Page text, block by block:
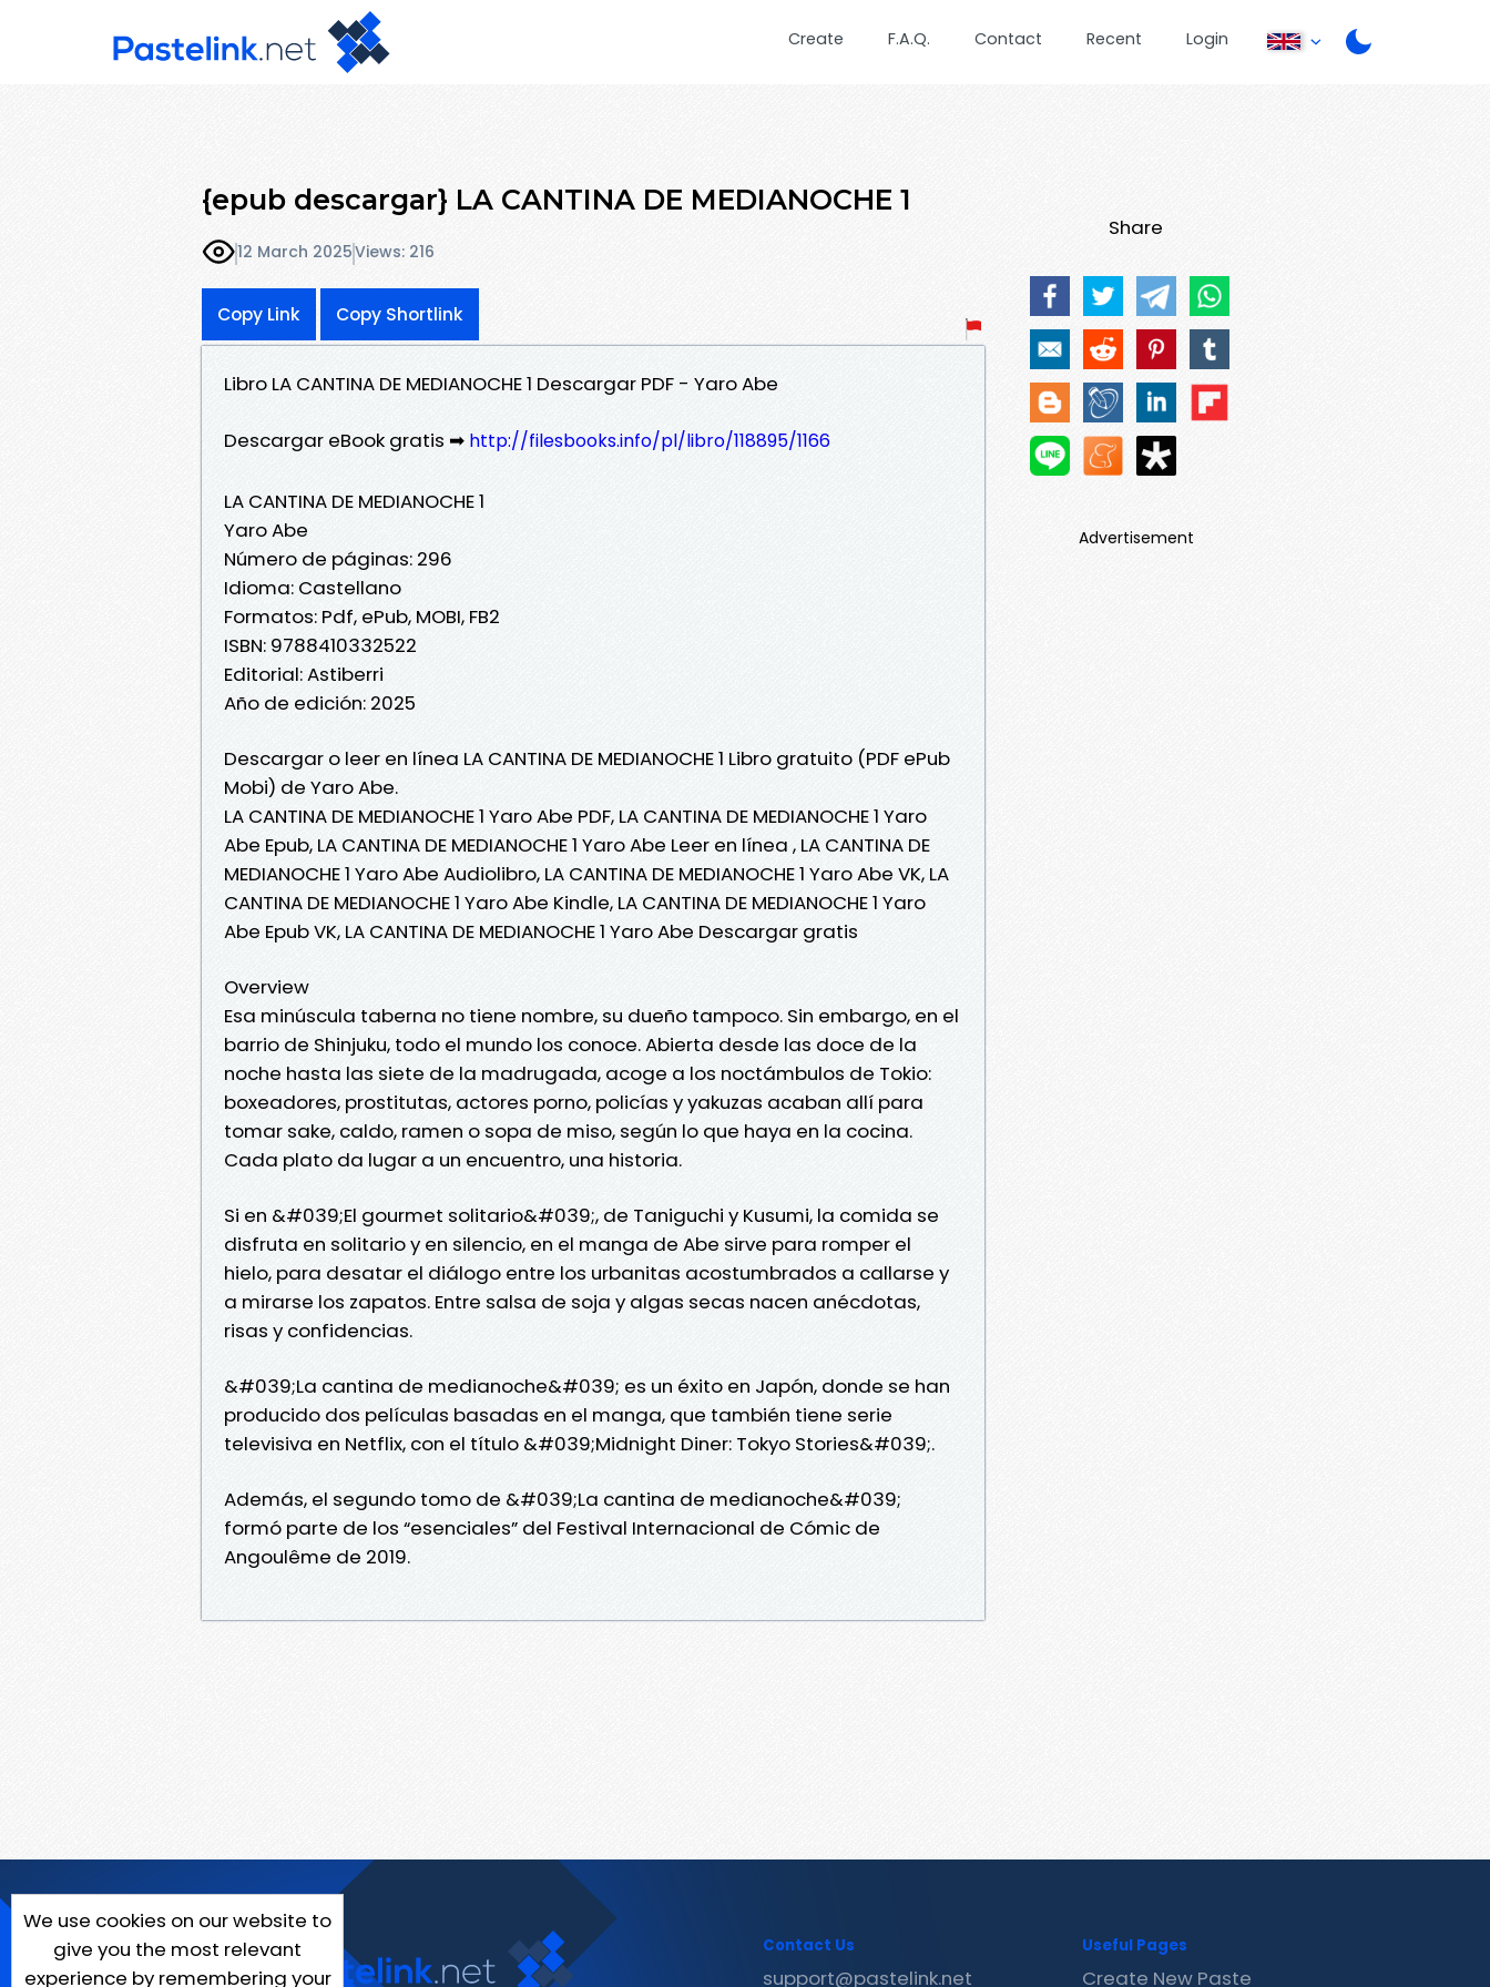
Create F.A.Q. Contact Recent Login
{epub descargar} LA CANTINA DE MEDIANOCHE 1
12 March 2025Views: 216
Copy Link Copy Shortlink
Libro LA CANTINA DE MEDIANOCHE 1 Descargar PDF - Yaro Abe
Descargar eBook gratis ➡ http://filesbooks.info/pl/libro/118895/1166
LA CANTINA DE MEDIANOCHE 1
Yaro Abe
Número de páginas: 296
Idioma: Castellano
Formatos: Pdf, ePub, MOBI, FB2
ISBN: 9788410332522
Editorial: Astiberri
Año de edición: 2025
Descargar o leer en línea LA CANTINA DE MEDIANOCHE 1 Libro gratuito (PDF ePub
Mobi) de Yaro Abe.
LA CANTINA DE MEDIANOCHE 1 Yaro Abe PDF, LA CANTINA DE MEDIANOCHE 1 Yaro
Abe Epub, LA CANTINA DE MEDIANOCHE 1 Yaro Abe Leer en línea , LA CANTINA DE
MEDIANOCHE 1 Yaro Abe Audiolibro, LA CANTINA DE MEDIANOCHE 1 Yaro Abe VK, LA
CANTINA DE MEDIANOCHE 1 Yaro Abe Kindle, LA CANTINA DE MEDIANOCHE 1 Yaro
Abe Epub VK, LA CANTINA DE MEDIANOCHE 1 Yaro Abe Descargar gratis
Overview
Esa minúscula taberna no tiene nombre, su dueño tampoco. Sin embargo, en el
barrio de Shinjuku, todo el mundo los conoce. Abierta desde las doce de la
noche hasta las siete de la madrugada, acoge a los noctámbulos de Tokio:
boxeadores, prostitutas, actores porno, policías y yakuzas acaban allí para
tomar sake, caldo, ramen o sopa de miso, según lo que haya en la cocina.
Cada plato da lugar a un encuentro, una historia.
Si en &#039;El gourmet solitario&#039;, de Taniguchi y Kusumi, la comida se
disfruta en solitario y en silencio, en el manga de Abe sirve para romper el
hielo, para desatar el diálogo entre los urbanitas acostumbrados a callarse y
a mirarse los zapatos. Entre salsa de soja y algas secas nacen anécdotas,
risas y confidencias.
&#039;La cantina de medianoche&#039; es un éxito en Japón, donde se han
producido dos películas basadas en el manga, que también tiene serie
televisiva en Netflix, con el título &#039;Midnight Diner: Tokyo Stories&#039;.
Además, el segundo tomo de &#039;La cantina de medianoche&#039;
formó parte de los “esenciales” del Festival Internacional de Cómic de
Angoulême de 2019.
Share
Advertisement
We use cookies on our website to
give you the most relevant
experience by remembering your
Contact Us
support@pastelink.net
Useful Pages
Create New Paste